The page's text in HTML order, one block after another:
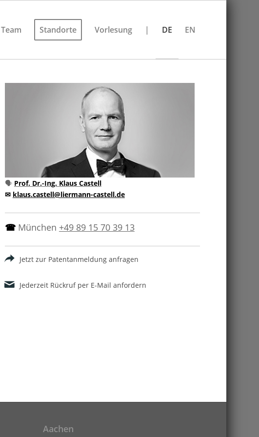
Standorte Vorlesung | DE EN
🗣 Prof. Dr.-Ing. Klaus Castell
✉ klaus.castell@liermann-castell.de
☎ München +49 89 15 70 39 13
Jetzt zur Patentanmeldung anfragen
Jederzeit Rückruf per E-Mail anfordern
Aachen